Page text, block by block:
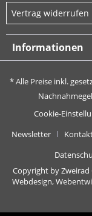
Vertrag widerrufen
Informationen
* Alle Preise inkl.
Cookie-
Newsletter
Copyright by
Webdesign,